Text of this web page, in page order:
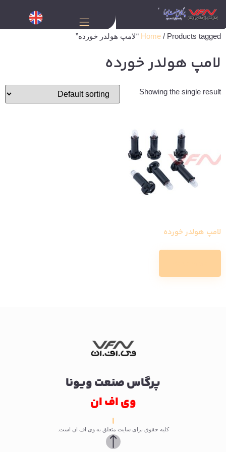
Home / Products tagged “لامپ هولدر خورده”
لامپ هولدر خورده
Showing the single result
لامپ هولدر خورده
پرگاس صنعت ویونا
وی اف ان
کلیه حقوق برای سایت متعلق به وی اف ان است.